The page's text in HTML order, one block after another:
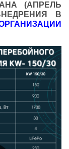
(АПРЕЛЬ
В